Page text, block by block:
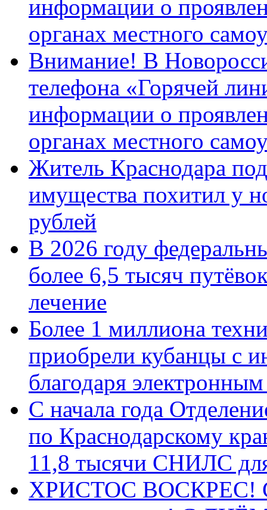
информации о
органах местного
Внимание! В
телефона «Горячей
информации о
органах местного
Житель Краснодара
имущества похитил у
рублей
В 2026 году
более 6,5 тысяч
лечение
Более 1 миллиона
приобрели кубанцы с
благодаря
С начала года
по Краснодарскому
11,8 тысячи СНИЛС
ХРИСТОС ВОСКРЕС! С